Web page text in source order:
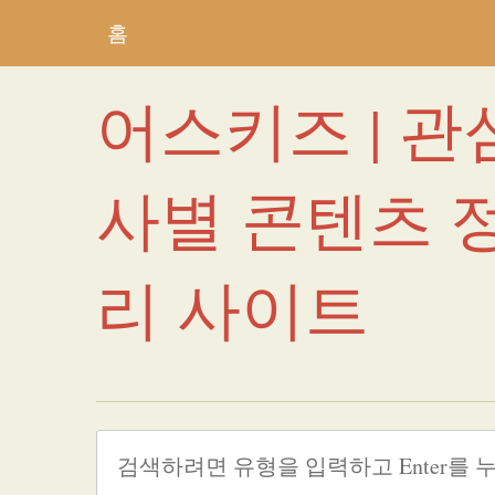
홈
어스키즈 | 관
사별 콘텐츠
리 사이트